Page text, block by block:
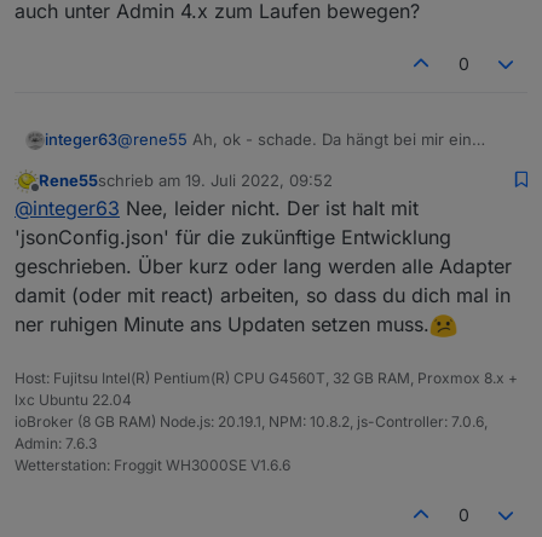
auch unter Admin 4.x zum Laufen bewegen?
0
integer63@rene55 Ah, ok - schade. Da hängt bei mir ein
controller, node, ggf. npm, usw.) habe mich da
bisher nicht rangetraut, da ich bei einem früheren
Major-Update schon mal diverse Probleme hatte -
und nun fällt mir der alte Stand auf die Füße ... kann
man deinen Adapter irgendwie auch unter Admin 4.x
zum Laufen bewegen?
Offline
Rene55schrieb am 19. Juli 2022, 09:52
zuletzt editiert von
@integer63 Nee, leider nicht. Der ist halt mit
'jsonConfig.json' für die zukünftige Entwicklung
geschrieben. Über kurz oder lang werden alle Adapter
damit (oder mit react) arbeiten, so dass du dich mal in
ner ruhigen Minute ans Updaten setzen muss.
Host: Fujitsu Intel(R) Pentium(R) CPU G4560T, 32 GB RAM, Proxmox 8.x +
lxc Ubuntu 22.04
ioBroker (8 GB RAM) Node.js: 20.19.1, NPM: 10.8.2, js-Controller: 7.0.6,
Admin: 7.6.3
Wetterstation: Froggit WH3000SE V1.6.6
0